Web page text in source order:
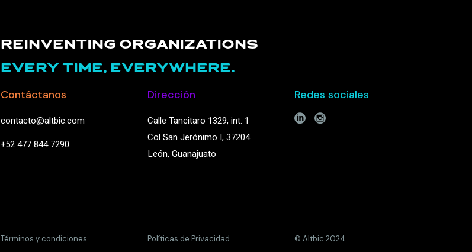
REINVENTING ORGANIZATIONS
EVERY TIME, EVERYWHERE.
Contáctanos
contacto@altbic.com
+52 477 844 7290
Dirección
Calle Tancitaro 1329, int. 1
Col San Jerónimo I, 37204
León, Guanajuato
Redes sociales
Términos y condiciones Políticas de Privacidad
© Altbic 2024